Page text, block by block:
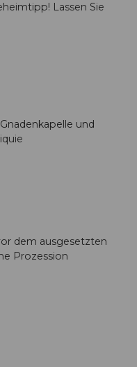
Lassen Sie
und
dem ausgesetzten
Prozession